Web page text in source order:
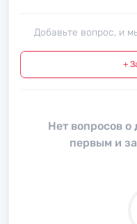
Добавьте вопрос, и
+
Нет вопросов о
первым и